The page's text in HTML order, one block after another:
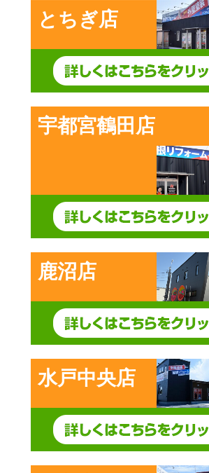
とちぎ店
宇都宮鶴田店
鹿沼店
水戸中央店